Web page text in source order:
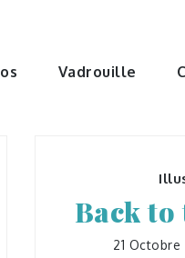
Vadrouille
Back to
21 Octobre